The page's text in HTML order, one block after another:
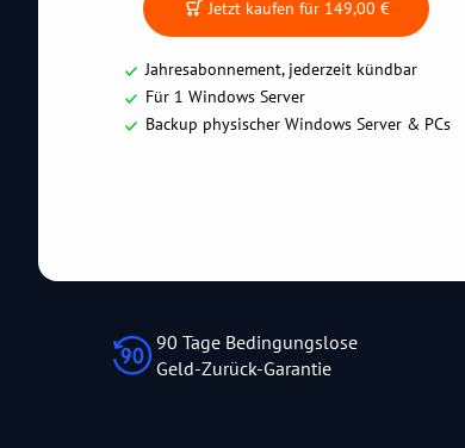
Jetzt kaufen für 149,00 €
Jahresabonnement, jederzeit kündbar
Für 1 Windows Server
Backup physischer Windows Server & PCs
90 Tage Bedingungslose
Geld-Zurück-Garantie